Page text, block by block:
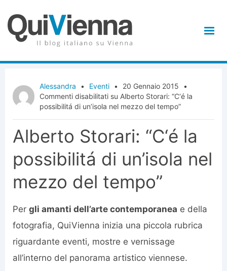
Alessandra • Eventi • 20 Gennaio 2015
•
Commenti disabilitati su Alberto Storari: “C‘é la
possibilitá di un’isola nel mezzo del tempo”
Alberto Storari: “C‘é la
possibilitá di un’isola nel
mezzo del tempo”
Per gli amanti dell’arte contemporanea e della
fotografia, QuiVienna inizia una piccola rubrica
riguardante eventi, mostre e vernissage
all’interno del panorama artistico viennese.